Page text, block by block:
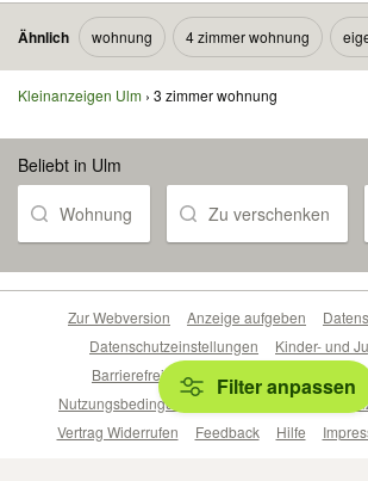
Ähnlich wohnung 4 zimmer wohnung
Kleinanzeigen Ulm 3 zimmer wohnung
Beliebt in Ulm
Wohnung Zu verschenken
Filter anpassen
Zur Webversion Anzeige aufgeben
Datenschutzeinstellungen
Kinder- und
Barrierefreiheitserklärung
Nutzungsbedingungen
Beliebte Suchen
Vertrag Widerrufen
Feedback Hilfe